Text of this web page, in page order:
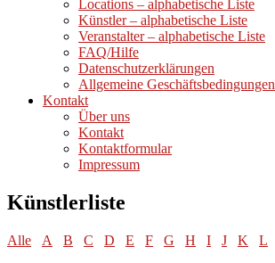
Locations – alphabetische Liste
Künstler – alphabetische Liste
Veranstalter – alphabetische Liste
FAQ/Hilfe
Datenschutzerklärungen
Allgemeine Geschäftsbedingungen
Kontakt
Über uns
Kontakt
Kontaktformular
Impressum
Künstlerliste
Alle A B C D E F G H I J K L